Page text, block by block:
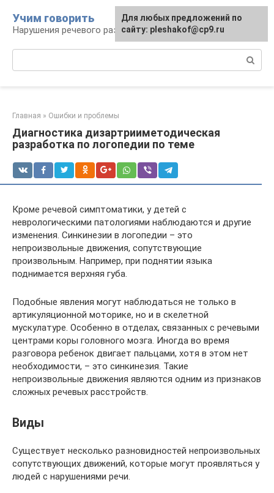
контенту
Учим говорить
Нарушения речевого развития
Главная » Ошибки и проблемы
Диагностика дизартрииметодическая
разработка по логопедии по теме
Кроме речевой симптоматики, у детей с
неврологическими патологиями наблюдаются и другие
изменения. Синкинезии в логопедии – это
непроизвольные движения, сопутствующие
произвольным. Например, при поднятии языка
поднимается верхняя губа.
Подобные явления могут наблюдаться не только в
артикуляционной моторике, но и в скелетной
мускулатуре. Особенно в отделах, связанных с речевыми
центрами коры головного мозга. Иногда во время
разговора ребенок двигает пальцами, хотя в этом нет
необходимости, – это синкинезия. Такие
непроизвольные движения являются одним из признаков
сложных речевых расстройств.
Виды
Существует несколько разновидностей непроизвольных
сопутствующих движений, которые могут проявляться у
людей с нарушениями речи.
Для любых предложений по
сайту: pleshakof@cp9.ru